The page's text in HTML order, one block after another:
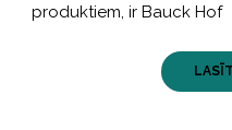
produktiem, ir Bauck Hof